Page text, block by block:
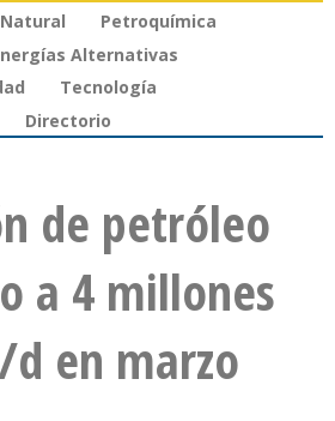
Petroquímica
Alternativas
Tecnología
Directorio
de petróleo
a 4 millones
d en marzo